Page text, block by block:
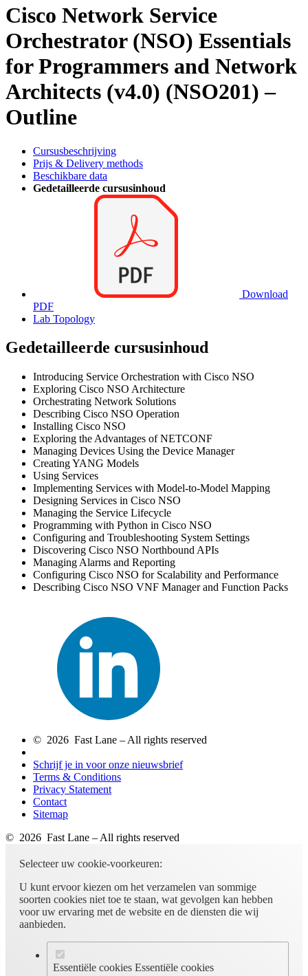
Cisco Network Service
Orchestrator (NSO) Essentials
for Programmers and Network
Architects (v4.0) (NSO201) –
Outline
Cursusbeschrijving
Prijs & Delivery methods
Beschikbare data
Gedetailleerde cursusinhoud
Download
PDF
Lab Topology
Gedetailleerde cursusinhoud
Introducing Service Orchestration with Cisco NSO
Exploring Cisco NSO Architecture
Orchestrating Network Solutions
Describing Cisco NSO Operation
Installing Cisco NSO
Exploring the Advantages of NETCONF
Managing Devices Using the Device Manager
Creating YANG Models
Using Services
Implementing Services with Model-to-Model Mapping
Designing Services in Cisco NSO
Managing the Service Lifecycle
Programming with Python in Cisco NSO
Configuring and Troubleshooting System Settings
Discovering Cisco NSO Northbound APIs
Managing Alarms and Reporting
Configuring Cisco NSO for Scalability and Performance
Describing Cisco NSO VNF Manager and Function Packs
© 2026 Fast Lane – All rights reserved
Schrijf je in voor onze nieuwsbrief
Terms & Conditions
Privacy Statement
Contact
Sitemap
© 2026 Fast Lane – All rights reserved
Selecteer uw cookie-voorkeuren:
U kunt ervoor kiezen om het verzamelen van sommige
soorten cookies niet toe te staan, wat gevolgen kan hebben
voor uw ervaring met de website en de diensten die wij
aanbieden.
Essentiële cookies Essentiële cookies